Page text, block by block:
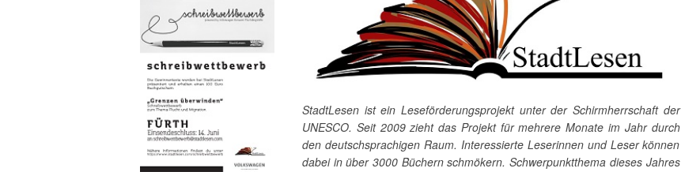
StadtLesen ist ein Leseförderungsprojekt unter der Schirmherrschaft der
UNESCO. Seit 2009 zieht das Projekt für mehrere Monate im Jahr durch
den deutschsprachigen Raum. Interessierte Leserinnen und Leser können
dabei in über 3000 Büchern schmökern. Schwerpunktthema dieses Jahres